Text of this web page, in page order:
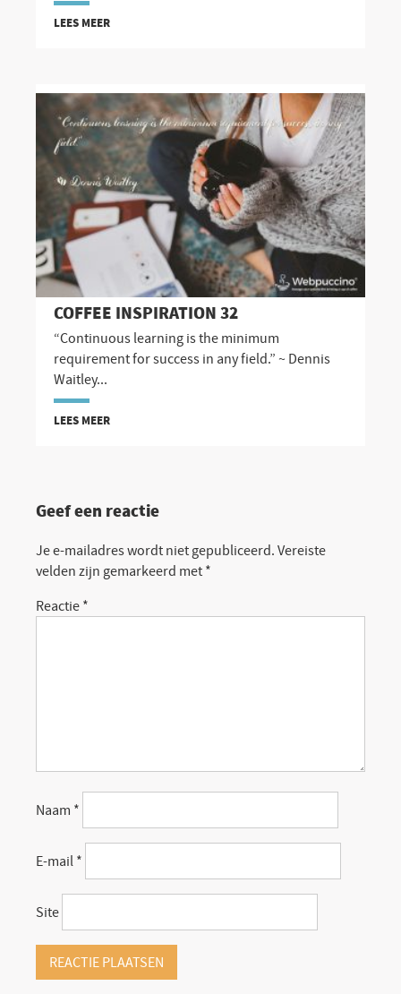
LEES MEER
COFFEE INSPIRATION 32
“Continuous learning is the minimum
requirement for success in any field.” ~ Dennis
Waitley...
LEES MEER
Geef een reactie
Je e-mailadres wordt niet gepubliceerd. Vereiste
velden zijn gemarkeerd met *
Reactie *
Naam *
E-mail *
Site